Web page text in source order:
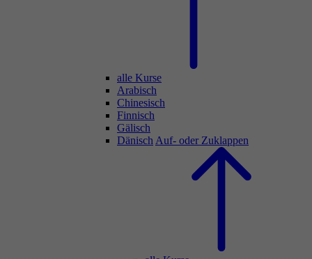
alle Kurse
Arabisch
Chinesisch
Finnisch
Gälisch
Dänisch Auf- oder Zuklappen